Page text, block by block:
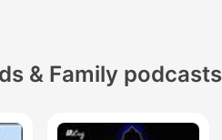
& Family podcasts